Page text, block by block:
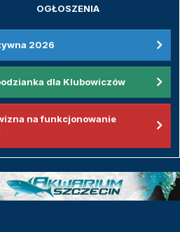
OGŁOSZENIA
2026
dla Klubowiczów
na funkcjonowanie